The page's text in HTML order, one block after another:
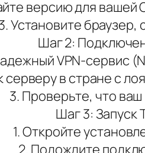
версию для вашей
Установите браузер,
Шаг 2:
VPN-сервис
серверу в стране с
3. Проверьте, что
Шаг 3: Запуск
1. Откройте